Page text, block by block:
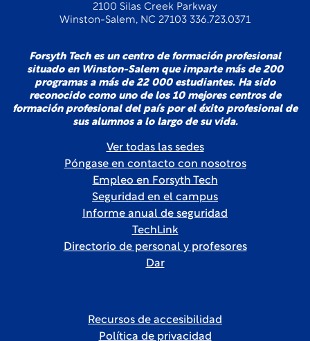
2100 Silas Creek Parkway
Winston-Salem, NC 27103 336.723.0371
Forsyth Tech es un centro de formación profesional
situado en Winston-Salem que imparte más de 200
programas a más de 22 000 estudiantes. Ha sido
reconocido como uno de los 10 mejores centros de
formación profesional del país por el éxito profesional de
sus alumnos a lo largo de su vida.
Ver todas las sedes
Póngase en contacto con nosotros
Empleo en Forsyth Tech
Seguridad en el campus
Informe anual de seguridad
TechLink
Directorio de personal y profesores
Dar
Recursos de accesibilidad
Política de privacidad